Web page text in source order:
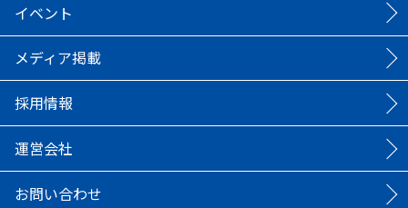
イベント
メディア掲載
採用情報
運営会社
お問い合わせ